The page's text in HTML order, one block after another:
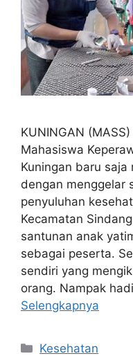
KUNINGAN
Mahasiswa
Kuningan baru
dengan menggelar
penyuluhan
Kecamatan
santunan anak
sebagai peserta.
sendiri yang
orang. Nampak
Selengkapnya
Kategori
Kesehatan